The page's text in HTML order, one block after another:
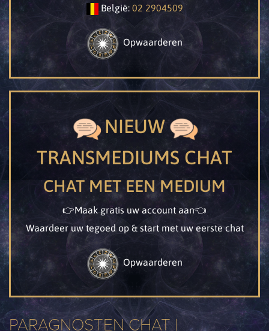
België: 02 2904509
Opwaarderen
NIEUW
TRANSMEDIUMS CHAT
CHAT MET EEN MEDIUM
👉Maak gratis uw account aan👈
Waardeer uw tegoed op & start met uw eerste chat
Opwaarderen
PARAGNOSTEN CHAT |